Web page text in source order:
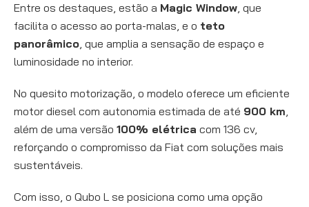
Entre os destaques, estão a Magic Window, que
facilita o acesso ao porta-malas, e o teto
panorâmico, que amplia a sensação de espaço e
luminosidade no interior.
No quesito motorização, o modelo oferece um eficiente
motor diesel com autonomia estimada de até 900 km,
além de uma versão 100% elétrica com 136 cv,
reforçando o compromisso da Fiat com soluções mais
sustentáveis.
Com isso, o Qubo L se posiciona como uma opção